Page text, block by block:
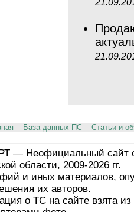
База данных ПС Статьи и
Неофициальный сайт
области, 2009-2026 гг.
и иных материалов,
их авторов.
о ТС на сайте взята из